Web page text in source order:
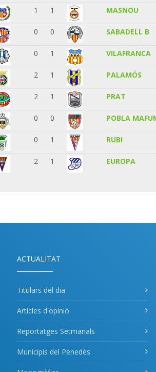
1 1 MASNOU
0 0 SABADELL B
0 1 VILAFRANCA
2 1 PALAMÓS
2 1 PRAT
0 0 POBLA
0 1 RUBI
2 1 EUROPA
ACTUALITAT
Titulars del dia
Articles d'opinió
Reportatges Setmanals
Municipis del Penedès